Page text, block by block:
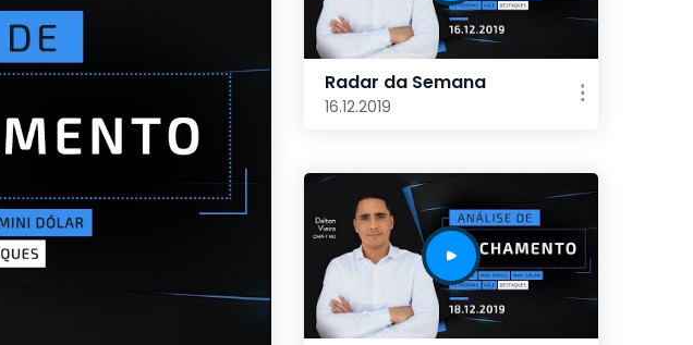
Radar da Semana
16.12.2019